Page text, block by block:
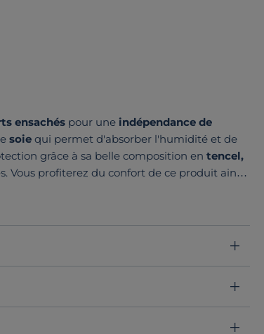
ensachés pour une indépendance de
soie qui permet d'absorber l'humidité et de
grâce à sa belle composition entencel,
Vous profiterez du confort de ce produit ainsi